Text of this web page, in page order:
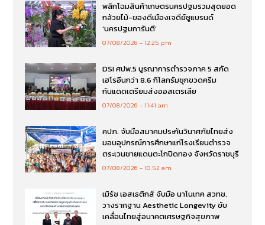
พลิกโฉมสินค้าเกษตรนครปฐมรวมสุดยอด
กล้วยไม้-ของดีเมืองเจดีย์ชูแบรนด์
‘นครปฐมการันตี’
07/08/2026 12:25 pm
DSI ศปพ.5 บูรณาการตำรวจภาค 5 สกัด
เฮโรอีนกว่า 8.6 กิโลกรัมซุกขวดครีม
กันแดดเตรียมส่งออสเตรเลีย
07/08/2026 11:41 am
คปภ. จับมือสมาคมประกันวินาศภัยไทยส่ง
มอบอุปกรณ์การศึกษาแก่โรงเรียนตำรวจ
ตระเวนชายแดนตะโกปิดทอง จังหวัดราชบุรี
07/08/2026 10:52 am
เมิร์ซ เอสเธติกส์ จับมือ นาโนเทค สวทช.
วางรากฐาน Aesthetic Longevity ขับ
เคลื่อนไทยสู่อนาคตเศรษฐกิจสุขภาพ